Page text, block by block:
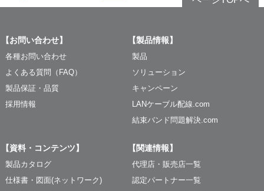
【お問い合わせ】
各種お問い合わせ
よくある質問（FAQ）
製品保証・品質
採用情報
【製品情報】
製品
ソリューション
キャンペーン
LANケーブル配線.com
結束バンド問題解決.com
【資料・コンテンツ】
製品カタログ
仕様書・図面(ネットワーク)
【関連情報】
代理店・販売店一覧
認定パートナー一覧